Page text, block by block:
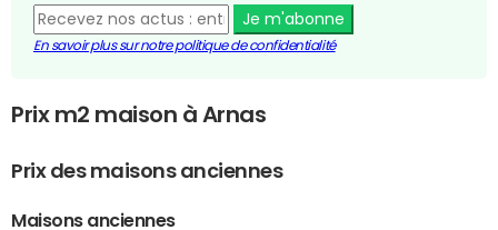
Je m'abonne
En savoir plus sur notre politique de confidentialité
Prix m2 maison à Arnas
Prix des maisons anciennes
Maisons anciennes